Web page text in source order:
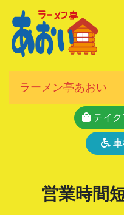
ラーメン亭あおい
テイ
営業時間